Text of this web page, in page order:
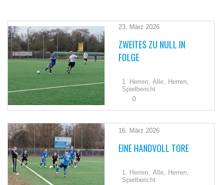
23. März 2026
ZWEITES ZU NULL IN
FOLGE
1. Herren, Alle, Herren,
Spielbericht
0
16. März 2026
EINE HANDVOLL TORE
1. Herren, Alle,
Herren,
Spielbericht